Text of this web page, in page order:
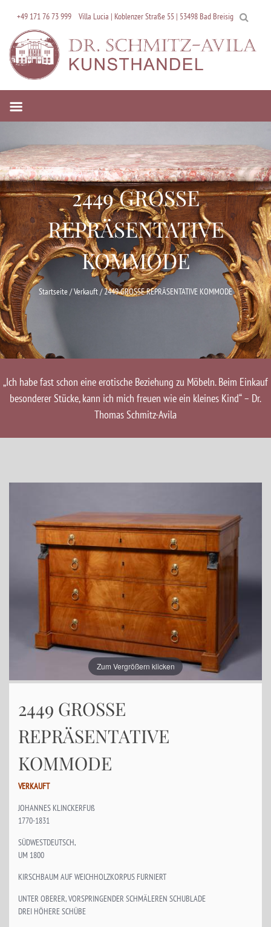
content
+49 171 76 73 999 Villa Lucia | Koblenzer Straße 55 | 53498 Bad Breisig
2449 GROSSE
REPRÄSENTATIVE
KOMMODE
Startseite/Verkauft/ 2449 GROSSE REPRÄSENTATIVE KOMMODE
„Ich habe fast schon eine erotische Beziehung zu Möbeln. Beim Einkauf
besonderer Stücke, kann ich mich freuen wie ein kleines Kind“ – Dr.
Thomas Schmitz-Avila
Zum Vergrößern klicken
2449 GROSSE
REPRÄSENTATIVE
KOMMODE
VERKAUFT
JOHANNES KLINCKERFUß
1770-1831
SÜDWESTDEUTSCH,
UM 1800
KIRSCHBAUM AUF WEICHHOLZKORPUS FURNIERT
UNTER OBERER, VORSPRINGENDER SCHMÄLEREN SCHUBLADE
DREI HÖHERE SCHÜBE